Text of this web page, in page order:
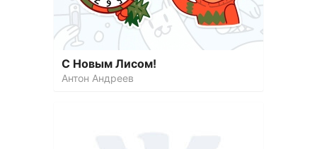
С Новым Лисом!
Антон Андреев